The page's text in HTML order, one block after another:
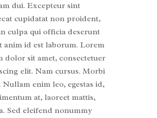
dui. Excepteur sint
cupidatat non proident,
culpa qui officia deserunt
anim id est laborum. Lorem
dolor sit amet, consectetuer
elit. Nam cursus. Morbi
Nullam enim leo, egestas id,
at, laoreet mattis,
Sed eleifend nonummy